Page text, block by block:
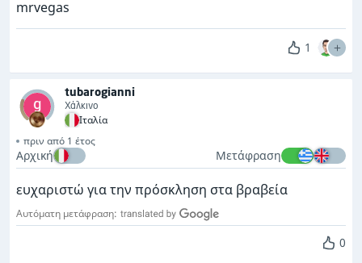
mrvegas
1
tubarogianni
Χάλκινο
Ιταλία
πριν από 1 έτος
Αρχική Μετάφραση
ευχαριστώ για την πρόσκληση στα βραβεία
Αυτόματη μετάφραση:
0